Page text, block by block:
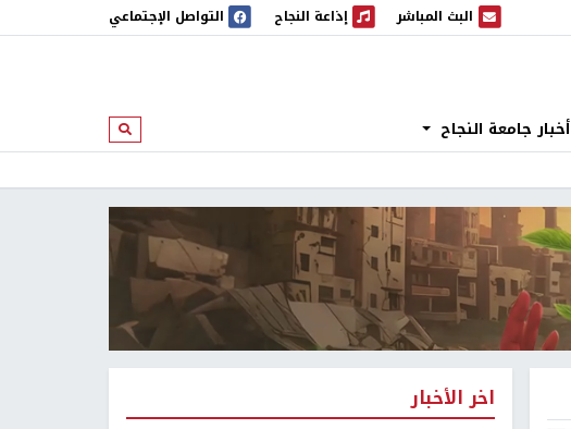
البث المباشر
البث المباشر إذاعة النجاح
إذاعة النجاح التواصل الإجتماعي
أخبار جامعة النجاح ابحث
اخر الأخبار